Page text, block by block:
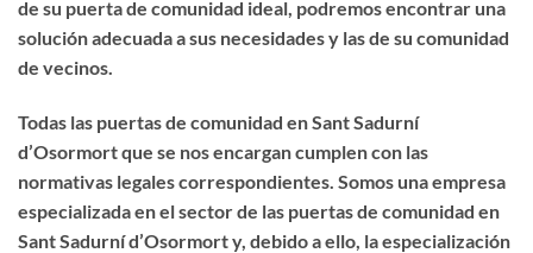
de su puerta de comunidad ideal, podremos encontrar una
solución adecuada a sus necesidades y las de su comunidad
de vecinos.
Todas las puertas de comunidad en Sant Sadurní
d’Osormort que se nos encargan cumplen con las
normativas legales correspondientes. Somos una empresa
especializada en el sector de las puertas de comunidad en
Sant Sadurní d’Osormort y, debido a ello, la especialización